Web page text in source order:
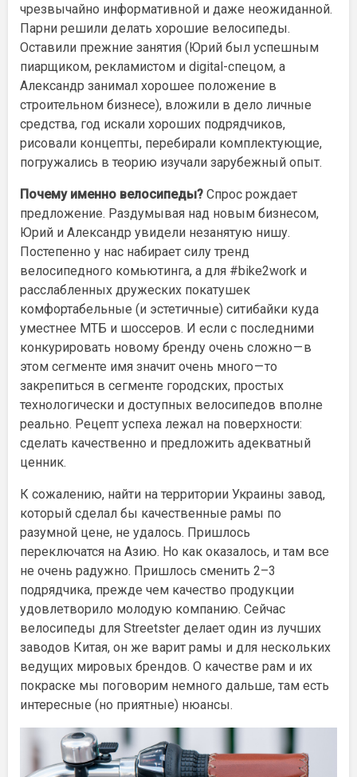
чрезвычайно информативной и даже неожиданной.
Парни решили делать хорошие велосипеды.
Оставили прежние занятия (Юрий был успешным
пиарщиком, рекламистом и digital-спецом, а
Александр занимал хорошее положение в
строительном бизнесе), вложили в дело личные
средства, год искали хороших подрядчиков,
рисовали концепты, перебирали комплектующие,
погружались в теорию изучали зарубежный опыт.
Почему именно велосипеды? Спрос рождает
предложение. Раздумывая над новым бизнесом,
Юрий и Александр увидели незанятую нишу.
Постепенно у нас набирает силу тренд
велосипедного комьютинга, а для #bike2work и
расслабленных дружеских покатушек
комфортабельные (и эстетичные) ситибайки куда
уместнее МТБ и шоссеров. И если с последними
конкурировать новому бренду очень сложно — в
этом сегменте имя значит очень много — то
закрепиться в сегменте городских, простых
технологически и доступных велосипедов вполне
реально. Рецепт успеха лежал на поверхности:
сделать качественно и предложить адекватный
ценник.
К сожалению, найти на территории Украины завод,
который сделал бы качественные рамы по
разумной цене, не удалось. Пришлось
переключатся на Азию. Но как оказалось, и там все
не очень радужно. Пришлось сменить 2–3
подрядчика, прежде чем качество продукции
удовлетворило молодую компанию. Сейчас
велосипеды для Streetster делает один из лучших
заводов Китая, он же варит рамы и для нескольких
ведущих мировых брендов. О качестве рам и их
покраске мы поговорим немного дальше, там есть
интересные (но приятные) нюансы.